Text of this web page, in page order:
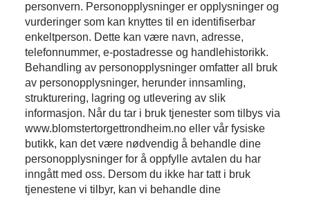
personvern. Personopplysninger er opplysninger og
vurderinger som kan knyttes til en identifiserbar
enkeltperson. Dette kan være navn, adresse,
telefonnummer, e-postadresse og handlehistorikk.
Behandling av personopplysninger omfatter all bruk
av personopplysninger, herunder innsamling,
strukturering, lagring og utlevering av slik
informasjon. Når du tar i bruk tjenester som tilbys via
www.blomstertorgettrondheim.no eller vår fysiske
butikk, kan det være nødvendig å behandle dine
personopplysninger for å oppfylle avtalen du har
inngått med oss. Dersom du ikke har tatt i bruk
tjenestene vi tilbyr, kan vi behandle dine